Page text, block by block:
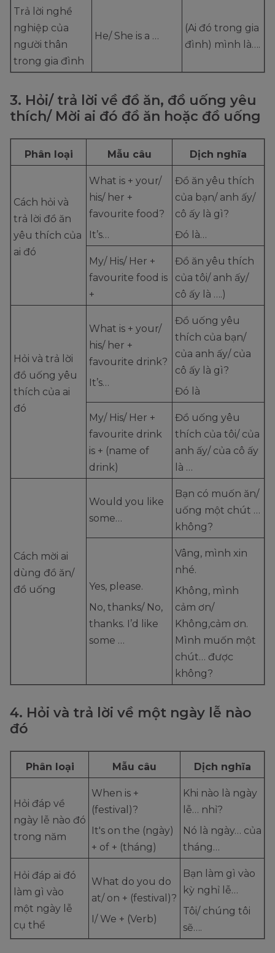
Trả lời nghề
nghiệp của
người thân
trong gia đình
He/ She is a …
(Ai đó trong gia
đình) mình là….
3. Hỏi/ trả lời về đồ ăn, đồ uống yêu
thích/ Mời ai đó đồ ăn hoặc đồ uống
Phân loại Mẫu câu Dịch nghĩa
Cách hỏi và
trả lời đồ ăn
yêu thích của
ai đó
What is + your/
his/ her +
favourite food?
It’s…
Đồ ăn yêu thích
của bạn/ anh ấy/
cô ấy là gì?
Đó là…
My/ His/ Her +
favourite food is
+
Đồ ăn yêu thích
của tôi/ anh ấy/
cô ấy là ….)
Hỏi và trả lời
đồ uống yêu
thích của ai
đó
What is + your/
his/ her +
favourite drink?
It’s…
Đồ uống yêu
thích của bạn/
của anh ấy/ của
cô ấy là gì?
Đó là
My/ His/ Her +
favourite drink
is + (name of
drink)
Đồ uống yêu
thích của tôi/ của
anh ấy/ của cô ấy
là …
Cách mời ai
dùng đồ ăn/
đồ uống
Would you like
some…
Bạn có muốn ăn/
uống một chút …
không?
Yes, please.
No, thanks/ No,
thanks. I’d like
some …
Vâng, mình xin
nhé.
Không, mình
cảm ơn/
Không,cảm ơn.
Mình muốn một
chút… được
không?
4. Hỏi và trả lời về một ngày lễ nào
đó
Phân loại Mẫu câu Dịch nghĩa
Hỏi đáp về
ngày lễ nào đó
trong năm
When is +
(festival)?
It's on the (ngày)
+ of + (tháng)
Khi nào là ngày
lễ… nhỉ?
Nó là ngày… của
tháng…
Hỏi đáp ai đó
làm gì vào
một ngày lễ
cụ thể
What do you do
at/ on + (festival)?
I/ We + (Verb)
Bạn làm gì vào
kỳ nghỉ lễ…
Tôi/ chúng tôi
sẽ….